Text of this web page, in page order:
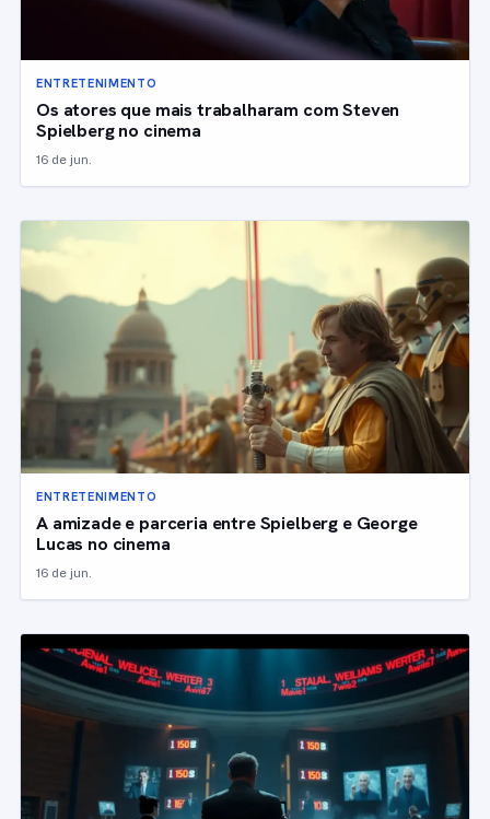
ENTRETENIMENTO
Os atores que mais trabalharam com Steven
Spielberg no cinema
16 de jun.
ENTRETENIMENTO
A amizade e parceria entre Spielberg e George
Lucas no cinema
16 de jun.